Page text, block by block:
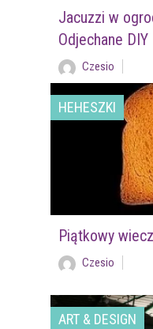
Jacuzzi w
Odjechane DIY
Czesio
HEHESZKI
Piątkowy
Czesio
ART & DESIGN